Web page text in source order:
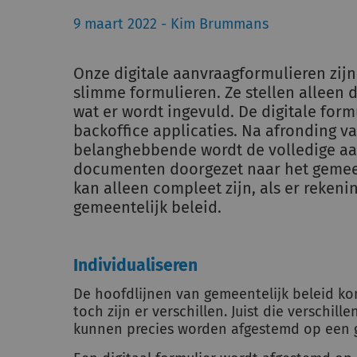
9 maart 2022 - Kim Brummans
Onze digitale aanvraagformulieren
slimme formulieren. Ze stellen alleen
wat er wordt ingevuld. De digitale
backoffice applicaties. Na afronding
belanghebbende wordt de volledige
documenten doorgezet naar het
kan alleen compleet zijn, als er
gemeentelijk beleid.
Individualiseren
De hoofdlijnen van gemeentelijk beleid
toch zijn er verschillen. Juist die
kunnen precies worden afgestemd op